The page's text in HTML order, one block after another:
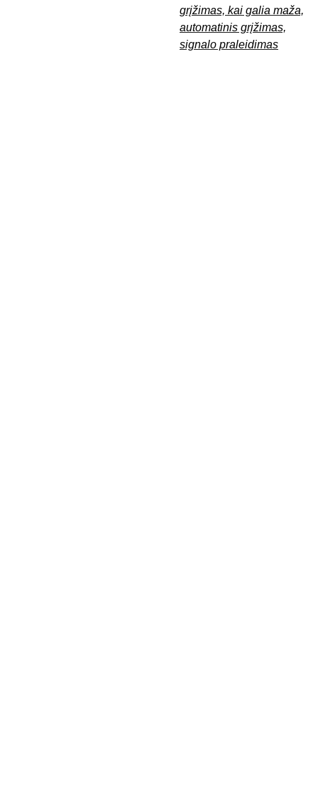
grįžimas, kai galia maža,
automatinis grįžimas,
signalo praleidimas